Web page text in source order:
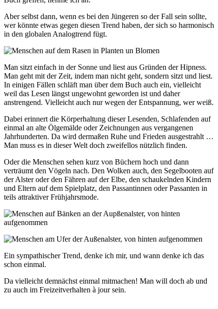
Aber selbst dann, wenn es bei den Jüngeren so der Fall sein sollte,
wer könnte etwas gegen diesen Trend haben, der sich so harmonisch
in den globalen Analogtrend fügt.
Man sitzt einfach in der Sonne und liest aus Gründen der Hipness.
Man geht mit der Zeit, indem man nicht geht, sondern sitzt und liest.
In einigen Fällen schläft man über dem Buch auch ein, vielleicht
weil das Lesen längst ungewohnt geworden ist und daher
anstrengend. Vielleicht auch nur wegen der Entspannung, wer weiß.
Dabei erinnert die Körperhaltung dieser Lesenden, Schlafenden auf
einmal an alte Ölgemälde oder Zeichnungen aus vergangenen
Jahrhunderten. Da wird dermaßen Ruhe und Frieden ausgestrahlt …
Man muss es in dieser Welt doch zweifellos nützlich finden.
Oder die Menschen sehen kurz von Büchern hoch und dann
verträumt den Vögeln nach. Den Wolken auch, den Segelbooten auf
der Alster oder den Fähren auf der Elbe, den schaukelnden Kindern
und Eltern auf dem Spielplatz, den Passantinnen oder Passanten in
teils attraktiver Frühjahrsmode.
Ein sympathischer Trend, denke ich mir, und wann denke ich das
schon einmal.
Da vielleicht demnächst einmal mitmachen! Man will doch ab und
zu auch im Freizeitverhalten à jour sein.